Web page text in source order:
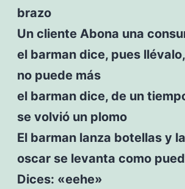
brazo
Un cliente Abona una
el barman dice, pues
no puede más
el barman dice, de un
se volvió un plomo
El barman lanza botellas y
oscar se levanta como
Dices: «eehe»